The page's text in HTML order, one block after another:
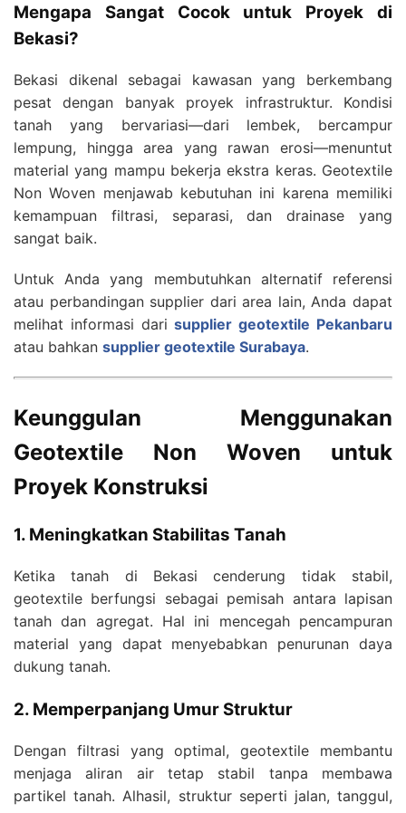
Mengapa Sangat Cocok untuk Proyek di
Bekasi?
Bekasi dikenal sebagai kawasan yang berkembang
pesat dengan banyak proyek infrastruktur. Kondisi
tanah yang bervariasi—dari lembek, bercampur
lempung, hingga area yang rawan erosi—menuntut
material yang mampu bekerja ekstra keras. Geotextile
Non Woven menjawab kebutuhan ini karena memiliki
kemampuan filtrasi, separasi, dan drainase yang
sangat baik.
Untuk Anda yang membutuhkan alternatif referensi
atau perbandingan supplier dari area lain, Anda dapat
melihat informasi darisupplier geotextile Pekanbaru
atau bahkan supplier geotextile Surabaya.
Keunggulan Menggunakan
Geotextile Non Woven untuk
Proyek Konstruksi
1. Meningkatkan Stabilitas Tanah
Ketika tanah di Bekasi cenderung tidak stabil,
geotextile berfungsi sebagai pemisah antara lapisan
tanah dan agregat. Hal ini mencegah pencampuran
material yang dapat menyebabkan penurunan daya
dukung tanah.
2. Memperpanjang Umur Struktur
Dengan filtrasi yang optimal, geotextile membantu
menjaga aliran air tetap stabil tanpa membawa
partikel tanah. Alhasil, struktur seperti jalan, tanggul,